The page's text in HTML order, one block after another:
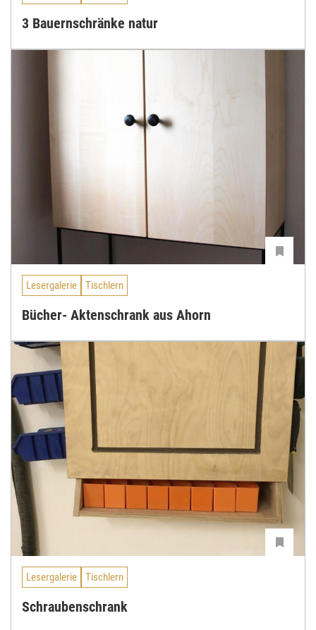
3 Bauernschränke natur
Lesergalerie Tischlern
Bücher- Aktenschrank aus Ahorn
Lesergalerie Tischlern
Schraubenschrank